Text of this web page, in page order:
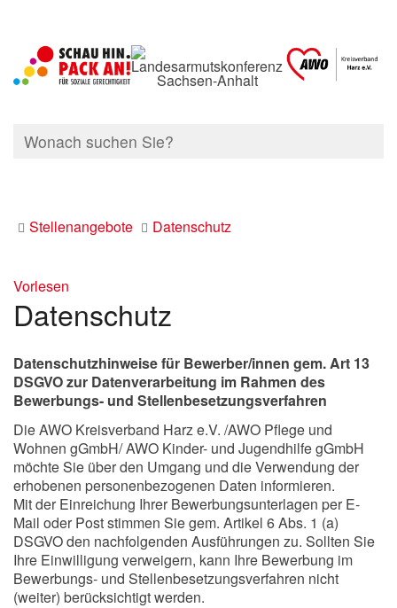
Stellenangebote Datenschutz
Vorlesen
Datenschutz
Datenschutzhinweise für Bewerber/innen gem. Art 13
DSGVO zur Datenverarbeitung im Rahmen des
Bewerbungs- und Stellenbesetzungsverfahren
Die AWO Kreisverband Harz e.V. /AWO Pflege und
Wohnen gGmbH/ AWO Kinder- und Jugendhilfe gGmbH
möchte Sie über den Umgang und die Verwendung der
erhobenen personenbezogenen Daten informieren.
Mit der Einreichung Ihrer Bewerbungsunterlagen per E-
Mail oder Post stimmen Sie gem. Artikel 6 Abs. 1 (a)
DSGVO den nachfolgenden Ausführungen zu. Sollten Sie
Ihre Einwilligung verweigern, kann Ihre Bewerbung im
Bewerbungs- und Stellenbesetzungsverfahren nicht
(weiter) berücksichtigt werden.